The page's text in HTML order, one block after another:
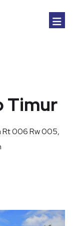
Timur
Rt 006 Rw 005,